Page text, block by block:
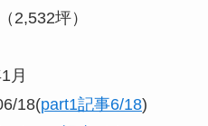
2,532坪）
月
18(part1記事6/18)